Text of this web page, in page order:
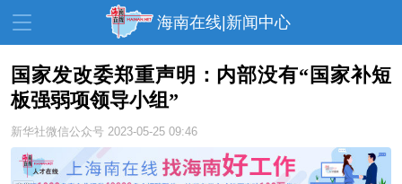
海南在线|新闻中心
资讯中心 热点
文体 消费
国家发改委郑重声明：内部没有“国家补短
板强弱项领导小组”
新华社微信公众号 2023-05-25 09:46